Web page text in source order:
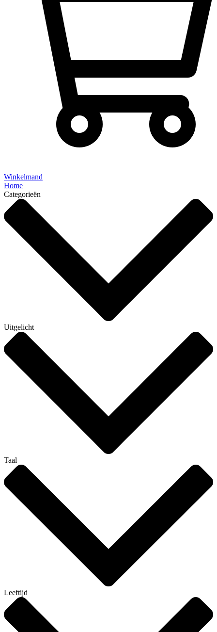
Winkelmand
Home
Categorieën
Uitgelicht
Taal
Leeftijd